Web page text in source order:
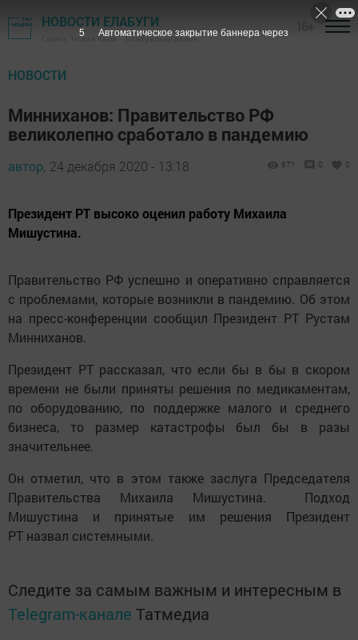
НОВОСТИ ЕЛАБУГИ
Газета "Новая Кама" - Елабужский район
НОВОСТИ
Минниханов: Правительство РФ
великолепно сработало в пандемию
автор, 24 декабря 2020 - 13:18 671 0 0
Президент РТ высоко оценил работу Михаила
Мишустина.
Правительство РФ успешно и оперативно справляется
с проблемами, которые возникли в пандемию. Об этом
на пресс-конференции сообщил Президент РТ Рустам
Минниханов.
Президент РТ рассказал, что если бы в бы в скором
времени не были приняты решения по медикаментам,
по оборудованию, по поддержке малого и среднего
бизнеса, то размер катастрофы был бы в разы
значительнее.
Он отметил, что в этом также заслуга Председателя
Правительства Михаила Мишустина. Подход
Мишустина и принятые им решения Президент
РТ назвал системными.
Следите за самым важным и интересным в
Telegram-канале Татмедиа
4 Автоматическое закрытие баннера через